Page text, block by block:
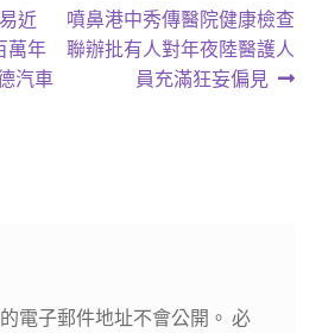
近
萬年
汽車
下
一
噴鼻港中秀傳醫院健康檢查
聯辦批有人對年夜陸醫護人
員充滿狂妄偏見
電子郵件地址不會公開。 必